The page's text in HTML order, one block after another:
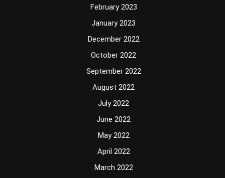
February 2023
January 2023
December 2022
October 2022
September 2022
August 2022
July 2022
June 2022
May 2022
April 2022
March 2022